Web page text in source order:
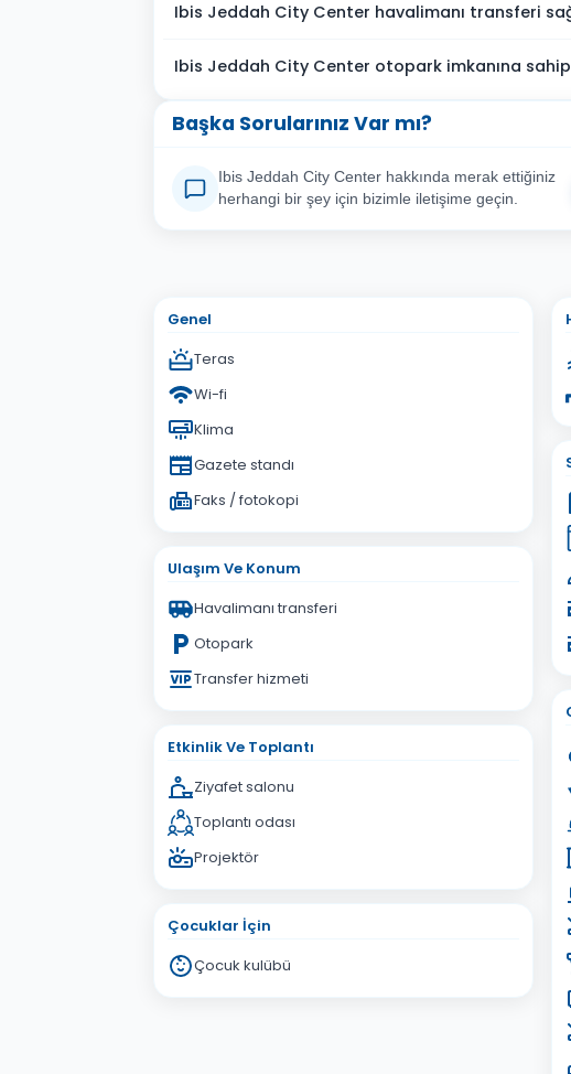
Ibis Jeddah City Center havalimanı transferi
Ibis Jeddah City Center otopark imkanına
Başka Sorularınız Var mı?
Ibis Jeddah City Center hakkında merak ettiğiniz
herhangi bir şey için bizimle iletişime geçin.
Sorunuz
Genel
Teras
Wi-fi
Klima
Gazete standı
Faks / fotokopi
Ulaşım Ve Konum
Havalimanı transferi
Otopark
Transfer hizmeti
Etkinlik Ve Toplantı
Ziyafet salonu
Toplantı odası
Projektör
Çocuklar İçin
Çocuk kulübü